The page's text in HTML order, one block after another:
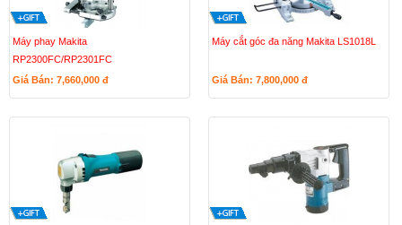
Máy phay Makita
RP2300FC/RP2301FC
Giá Bán: 7,660,000 đ
Máy cắt góc đa năng Makita LS1018L
Giá Bán: 7,800,000 đ